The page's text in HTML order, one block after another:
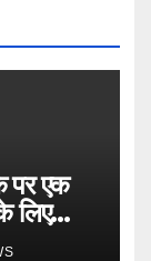
पर एक
लिए